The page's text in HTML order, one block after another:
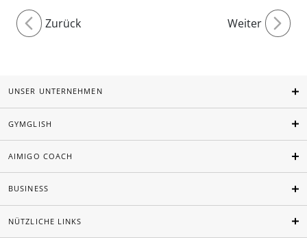
Zurück Weiter
UNSER UNTERNEHMEN
GYMGLISH
AIMIGO COACH
BUSINESS
NÜTZLICHE LINKS